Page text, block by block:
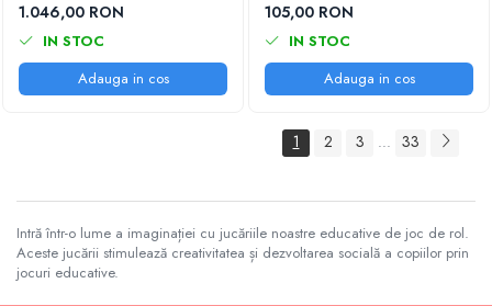
1.046,00 RON
IN STOC
Adauga in cos
105,00 RON
IN STOC
Adauga in cos
1 2 3 ... 33
Intră într-o lume a imaginației cu jucăriile noastre educative de joc de rol.
Aceste jucării stimulează creativitatea și dezvoltarea socială a copiilor prin
jocuri educative.